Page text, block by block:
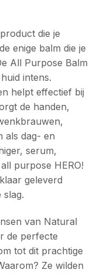
die je
enige balm die je
All Purpose Balm
intens.
helpt effectief bij
de handen,
als dag- en
serum,
purpose HERO!
geleverd
van Natural
de perfecte
tot dit prachtige
Ze wilden